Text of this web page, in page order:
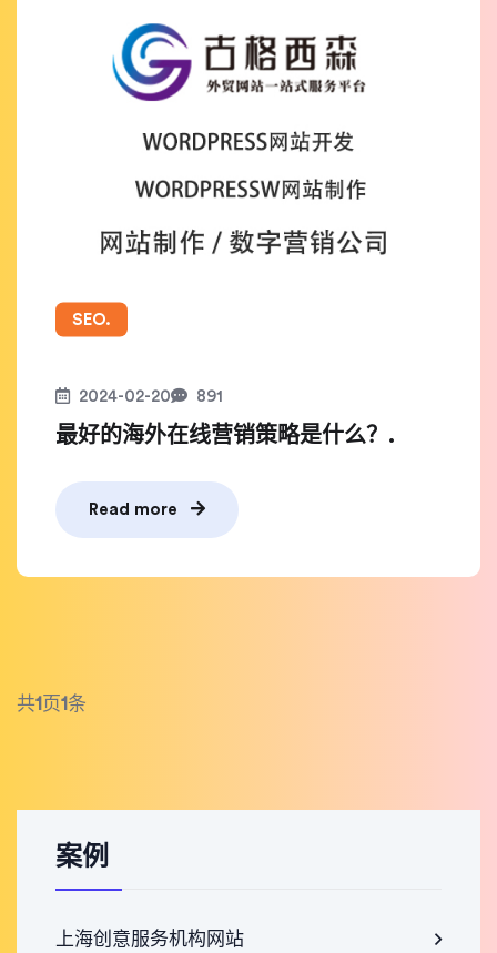
SEO.
2024-02-20 891
最好的海外在线营销策略是什么？.
Read more
共1 页1条
案例
上海创意服务机构网站